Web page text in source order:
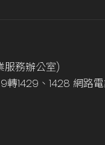
服務辦公室)
1429、1428 網路